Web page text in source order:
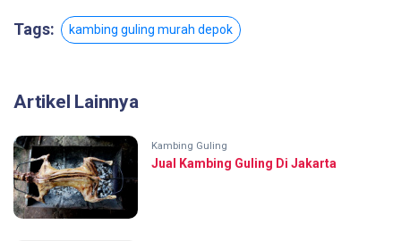
Tags: kambing guling murah depok
Artikel Lainnya
Kambing Guling
Jual Kambing Guling Di Jakarta